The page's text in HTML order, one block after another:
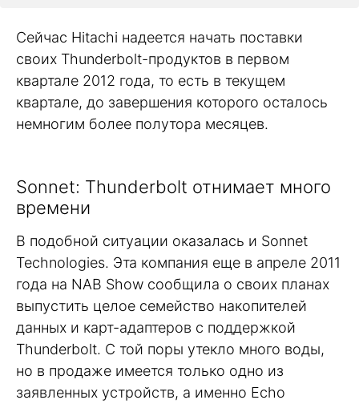
Сейчас Hitachi надеется начать поставки
своих Thunderbolt-продуктов в первом
квартале 2012 года, то есть в текущем
квартале, до завершения которого осталось
немногим более полутора месяцев.
Sonnet: Thunderbolt отнимает много
времени
В подобной ситуации оказалась и Sonnet
Technologies. Эта компания еще в апреле 2011
года на NAB Show сообщила о своих планах
выпустить целое семейство накопителей
данных и карт-адаптеров с поддержкой
Thunderbolt. С той поры утекло много воды,
но в продаже имеется только одно из
заявленных устройств, а именно Echo